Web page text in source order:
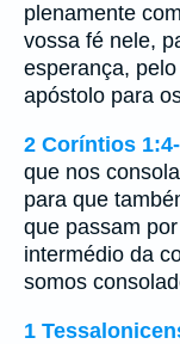
plenamente
vossa fé nele,
esperança,
apóstolo para
2 Coríntios
que nos
para que
que passam
intermédio da
somos
1